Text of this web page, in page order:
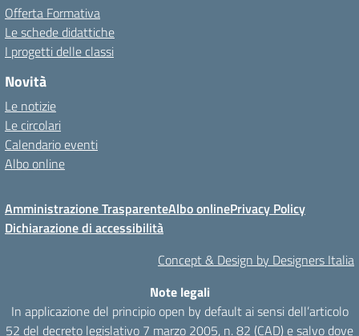
Offerta Formativa
Le schede didattiche
I progetti delle classi
Novità
Le notizie
Le circolari
Calendario eventi
Albo online
Amministrazione TrasparenteAlbo onlinePrivacy Policy
Dichiarazione di accessibilità
Concept & Design by Designers Italia
Note legali
In applicazione del principio open by default ai sensi dell’articolo
52 del decreto legislativo 7 marzo 2005, n. 82 (CAD) e salvo dove